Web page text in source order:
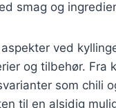
smag og
ved
og tilbehør. Fra
som chili
til en alsidig